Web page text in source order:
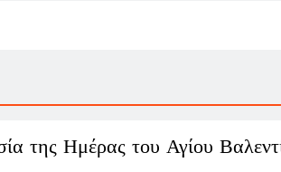
Λος Άντζελες:
της Ημέρας του Αγίου